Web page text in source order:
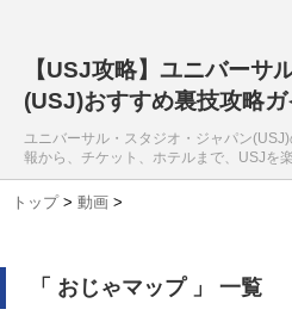
【USJ攻略】ユニバーサ
(USJ)おすすめ裏技攻略ガ
ユニバーサル・スタジオ・ジャパン
報から、チケット、ホテルまで、USJを
トップ > 動画 >
「 おじゃマップ 」 一覧